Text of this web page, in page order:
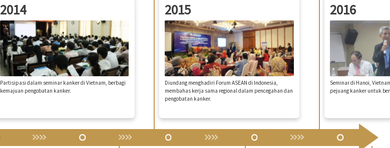
2014
Partisipasi dalam seminar kanker di Vietnam, berbagi
kemajuan pengobatan kanker.
2015
Diundang menghadiri Forum ASEAN di Indonesia,
membahas kerja sama regional dalam pencegahan dan
pengobatan kanker.
2016
Seminar di Hanoi,
pejuang kanker untuk